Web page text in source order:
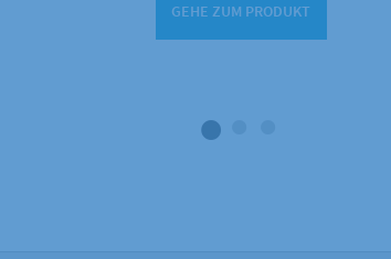
GEHE ZUM PRODUKT